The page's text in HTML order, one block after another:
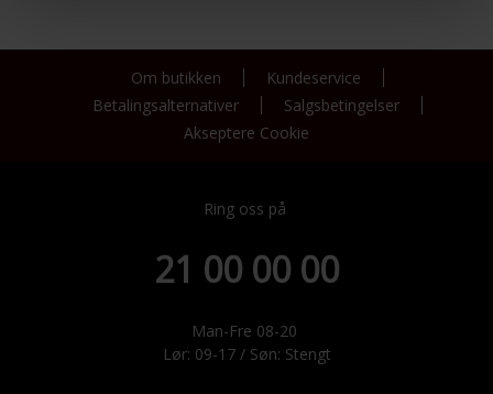
Om butikken
Kundeservice
Betalingsalternativer
Salgsbetingelser
Akseptere Cookie
Ring oss på
21 00 00 00
Man-Fre 08-20
Lør: 09-17 / Søn: Stengt